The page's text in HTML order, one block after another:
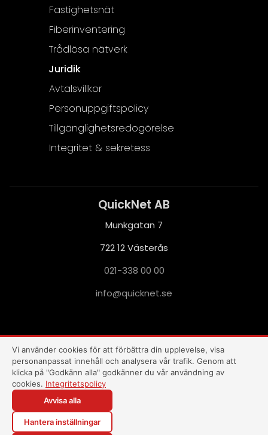
Fastighetsnät
Fiberinventering
Trådlösa nätverk
Juridik
Avtalsvillkor
Personuppgiftspolicy
Tillgänglighetsredogörelse
Integritet & sekretess
QuickNet AB
Munkgatan 7
722 12 Västerås
021-338 00 00
es.te
nkciu
q@ofn
i
This site is protected by reCAPTCHA and the Google
Terms of Service